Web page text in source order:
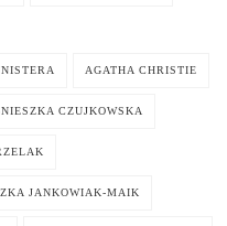
AGATHA CHRISTIE
CZUJKOWSKA
JANKOWIAK-MAIK